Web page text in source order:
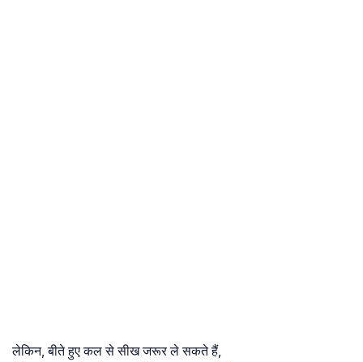
लेकिन, बीते हुए कल से सीख जरूर ले सकते हैं,